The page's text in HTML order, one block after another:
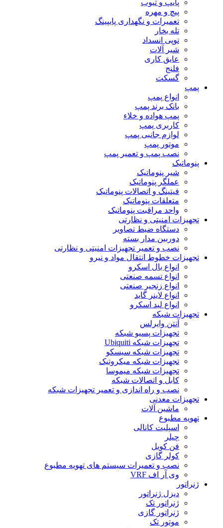
پایپ و تیوب
پیچ و مهره
تعمیرات و نگهداری پایپینگ
تله بخار
توپی انسداد
شیر آلات
عایق کاری
فلنج
گسکت
پمپ
انواع پمپ
بانک برند پمپ
پمپ هواده و خلاء
کاربری پمپ
لوازم جانبی پمپ
موتور پمپ
نصب پمپ و تعمیر پمپ
پنوماتیک
شیر پنوماتیک
عملگر پنوماتیک
فیتینگ و اتصالات پنوماتیک
متعلقات پنوماتیک
واحد مراقبت پنوماتیک
تجهیزات امنیتی و نظارتی
دستگاه ضبط تصاویر
دوربین مدار بسته
نصب و تعمیر تجهیزات امنیتی و نظارتی
تجهیزات خطوط انتقال مواد و نیرو
انواع بال اسکرو
انواع تسمه صنعتی
انواع زنجیر صنعتی
انواع لاینر گاید
انواع لید اسکرو
تجهیزات شبکه
آنتن وایرلس
تجهیزات پسیو شبکه
تجهیزات شبکه Ubiquiti
تجهیزات شبکه سیسکو
تجهیزات شبکه میکروتیک
تجهیزات شبکه میموسا
کابل و اتصالات شبکه
نصب و راه اندازی و تعمیر تجهیزات شبکه
تجهیزات معدنی
ماشین آلات
تهویه مطبوع
اسپلیت کانالی
چیلر
فن کویل
کولر گازی
نصب و تعمیرات سیستم های تهویه مطبوع
وی آر اف VRF
ژنراتور
دیزل ژنراتور
ژنراتور تک
ژنراتور گازی
موتور تک